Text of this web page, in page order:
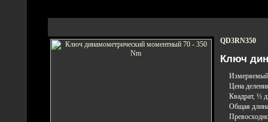
QD3RN350
Ключ
Измеряемый
Цена
Квадрат, ½
Общая